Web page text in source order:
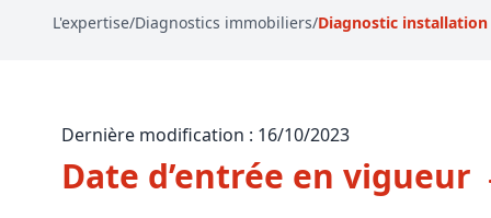
Expertise local commercial
Mise en copropriété
Expertise terrains agricoles,
L'expertise/Diagnostics immobiliers/Diagnostic
Dernière modification : 16/10/2023
Date d’entrée en vigueur